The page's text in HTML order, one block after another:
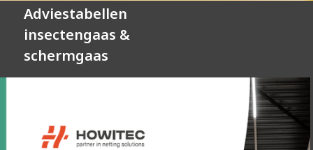
Adviestabellen
insectengaas &
schermgaas